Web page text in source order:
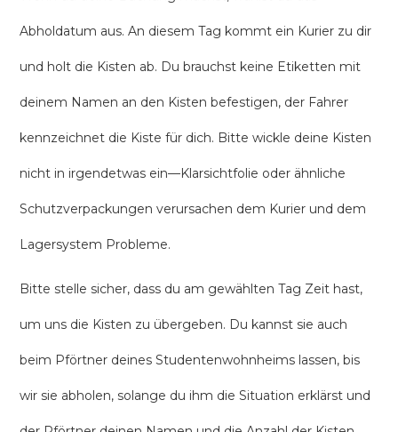
Abholdatum aus. An diesem Tag kommt ein Kurier zu dir
und holt die Kisten ab. Du brauchst keine Etiketten mit
deinem Namen an den Kisten befestigen, der Fahrer
kennzeichnet die Kiste für dich. Bitte wickle deine Kisten
nicht in irgendetwas ein—Klarsichtfolie oder ähnliche
Schutzverpackungen verursachen dem Kurier und dem
Lagersystem Probleme.
Bitte stelle sicher, dass du am gewählten Tag Zeit hast,
um uns die Kisten zu übergeben. Du kannst sie auch
beim Pförtner deines Studentenwohnheims lassen, bis
wir sie abholen, solange du ihm die Situation erklärst und